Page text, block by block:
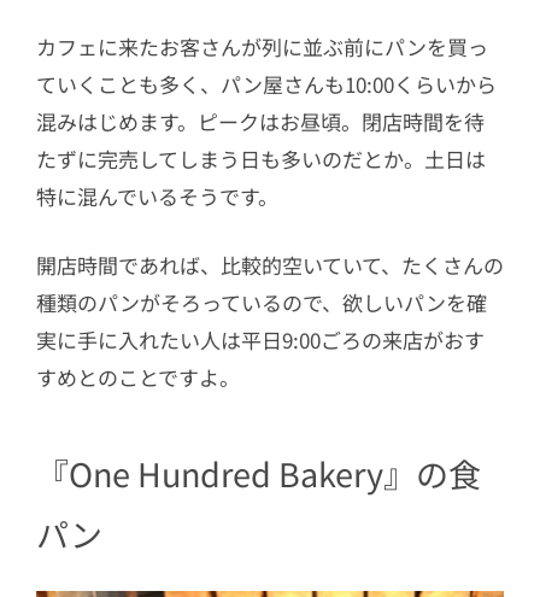
カフェに来たお客さんが列に並ぶ前にパンを買っ
ていくことも多く、パン屋さんも10:00くらいから
混みはじめます。ピークはお昼頃。閉店時間を待
たずに完売してしまう日も多いのだとか。土日は
特に混んでいるそうです。
開店時間であれば、比較的空いていて、たくさんの
種類のパンがそろっているので、欲しいパンを確
実に手に入れたい人は平日9:00ごろの来店がおす
すめとのことですよ。
『One Hundred Bakery』の食
パン